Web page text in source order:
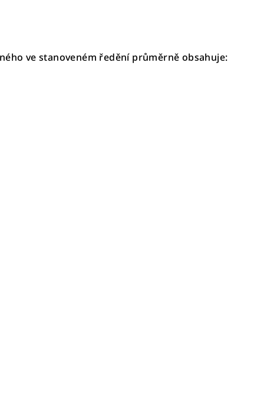
ve stanoveném ředění průměrně obsahuje: